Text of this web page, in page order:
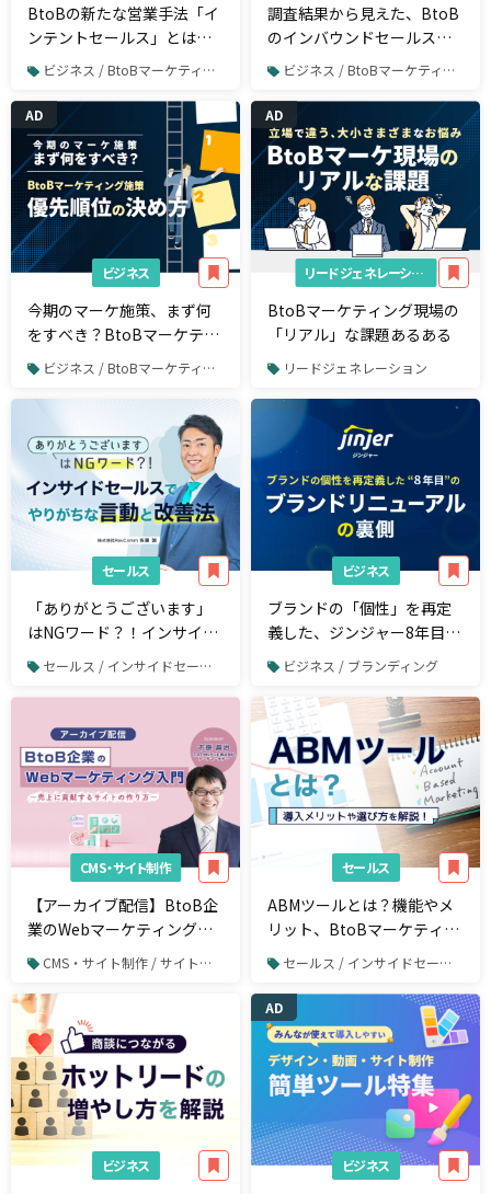
BtoBの新たな営業手法「イ
ンテントセールス」とは？
商談・受注につなげるデー
ビジネス / BtoBマーケティング
調査結果から見えた、BtoB
のインバウンドセールス拡
大のためにやるべきこと
ビジネス / BtoBマーケティング
AD
ビジネス
今期のマーケ施策、まず何
をすべき？BtoBマーケティ
ング施策「優先順位」の決
ビジネス / BtoBマーケティング
AD
リードジェネレーション
BtoBマーケティング現場の
「リアル」な課題あるある
リードジェネレーション
セールス
「ありがとうございます」
はNGワード？！インサイド
セールスでやりがちな言動
と改善法
セールス / インサイドセールス
ビジネス
ブランドの「個性」を再定
義した、ジンジャー8年目の
ブランドリニューアルの裏
側
ビジネス / ブランディング
CMS・サイト制作
【アーカイブ配信】BtoB企
業のWebマーケティング入
門～売上に貢献するサイト
CMS・サイト制作 / サイト制作・サイトリニューアル
セールス
ABMツールとは？機能やメ
リット、BtoBマーケティン
グで必要な理由
セールス / インサイドセールス
ビジネス
AD
ビジネス